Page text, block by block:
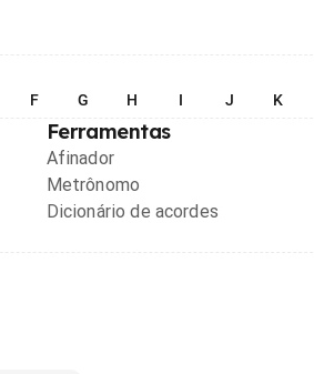
F G H I J K
Ferramentas
Afinador
Metrônomo
Dicionário de acordes